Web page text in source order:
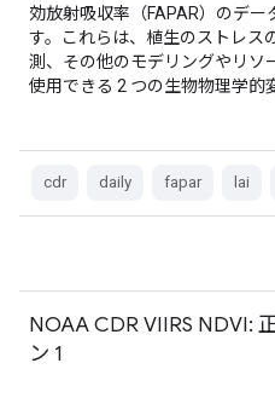
効放射吸収率（FAPAR）のデ
す。これらは、植生のストレス
測、その他のモデリングやリソ
使用できる 2 つの生物物理学的
cdr daily fapar lai
NOAA CDR VIIRS NDVI:
ン 1